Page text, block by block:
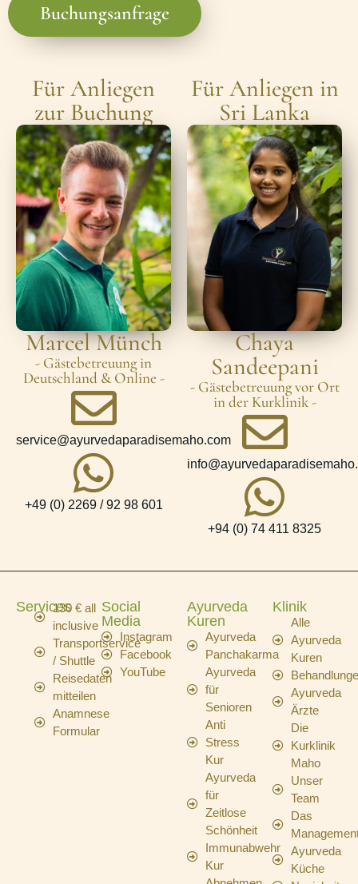
Buchungsanfrage
Für Anliegen
zur Buchung
Marcel Münch
- Gästebetreuung in
Deutschland & Online -
service@ayurvedaparadisemaho.com
+49 (0) 2269 / 92 98 601
Für Anliegen in
Sri Lanka
Chaya
Sandeepani
- Gästebetreuung vor Ort
in der Kurklinik -
+94 (0) 74 411 8325
Services130 € all
inclusive
Transportservice
/ Shuttle
Reisedaten
mitteilen
Anamnese
Formular
Ayurveda
Kuren
Ayurveda
Panchakarma
Ayurveda
für
Senioren
Anti
Stress
Kur
Ayurveda
für
Zeitlose
Schönheit
Immunabwehr
Kur
Klinik
Alle
Ayurveda
Kuren
Ayurveda
Ärzte
Die
Kurklinik
Maho
Unser
Team
Das
Ayurveda
Küche
Social
Media
Instagram
Facebook
YouTube